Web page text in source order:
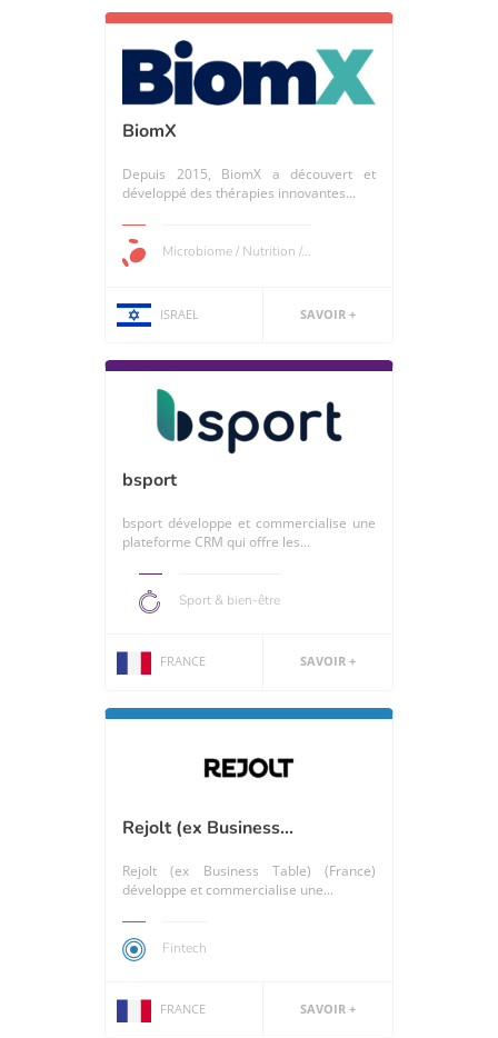
BiomX
Depuis 2015, BiomX a découvert et
développé des thérapies innovantes...
Microbiome / Nutrition /...
ISRAEL SAVOIR +
bsport
bsport développe et commercialise une
plateforme CRM qui offre les...
Sport & bien-être
FRANCE SAVOIR +
Rejolt (ex Business...
Rejolt (ex Business Table) (France)
développe et commercialise une...
Fintech
FRANCE SAVOIR +